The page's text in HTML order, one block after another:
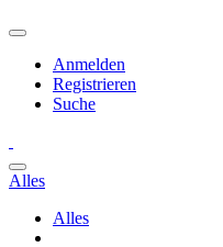
Anmelden
Registrieren
Suche
Alles
Alles